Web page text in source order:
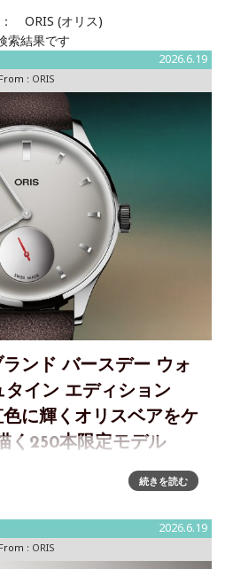
ORIS (オリス)
索結果です
2026.6.19
From : ORIS
ンド バースデー ウォ
タイン エディション
に輝くオリスベアをケ
く250本限定モデル
ヘルシュタイン エディション
、毎年6月1日、オリスの特別な感
ュタイン エディション」は、新
ートリエを
続きを読む
2026.6.19
From : ORIS